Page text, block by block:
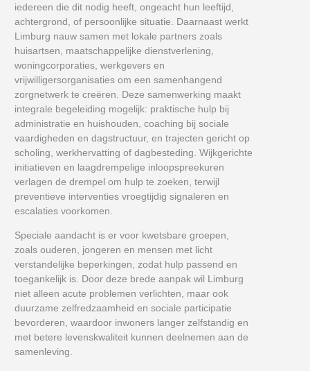
iedereen die dit nodig heeft, ongeacht hun leeftijd,
achtergrond, of persoonlijke situatie. Daarnaast werkt
Limburg nauw samen met lokale partners zoals
huisartsen, maatschappelijke dienstverlening,
woningcorporaties, werkgevers en
vrijwilligersorganisaties om een samenhangend
zorgnetwerk te creëren. Deze samenwerking maakt
integrale begeleiding mogelijk: praktische hulp bij
administratie en huishouden, coaching bij sociale
vaardigheden en dagstructuur, en trajecten gericht op
scholing, werkhervatting of dagbesteding. Wijkgerichte
initiatieven en laagdrempelige inloopspreekuren
verlagen de drempel om hulp te zoeken, terwijl
preventieve interventies vroegtijdig signaleren en
escalaties voorkomen.
Speciale aandacht is er voor kwetsbare groepen,
zoals ouderen, jongeren en mensen met licht
verstandelijke beperkingen, zodat hulp passend en
toegankelijk is. Door deze brede aanpak wil Limburg
niet alleen acute problemen verlichten, maar ook
duurzame zelfredzaamheid en sociale participatie
bevorderen, waardoor inwoners langer zelfstandig en
met betere levenskwaliteit kunnen deelnemen aan de
samenleving.